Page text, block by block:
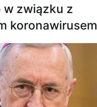
w związku z
koronawirusem